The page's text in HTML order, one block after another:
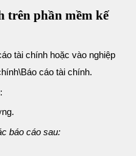
trên phần mềm kế
tài chính hoặc vào nghiệp
cáo tài chính.
báo cáo sau: